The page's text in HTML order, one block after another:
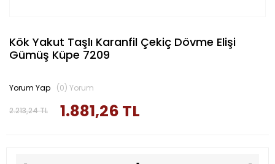
Kök Yakut Taşlı Karanfil Çekiç Dövme Elişi
Gümüş Küpe 7209
2.213,24 TL 1.881,26 TL
Yorum Yap (0) Yorum